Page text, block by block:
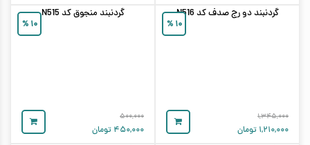
۱۰ %
گردنبند دو رج صدف کد N516
۱,۳۴۵,۰۰۰
۱,۲۱۰,۰۰۰ تومان
۱۰ %
گردنبند منجوق کد N515
۵۰۰,۰۰۰
۴۵۰,۰۰۰ تومان